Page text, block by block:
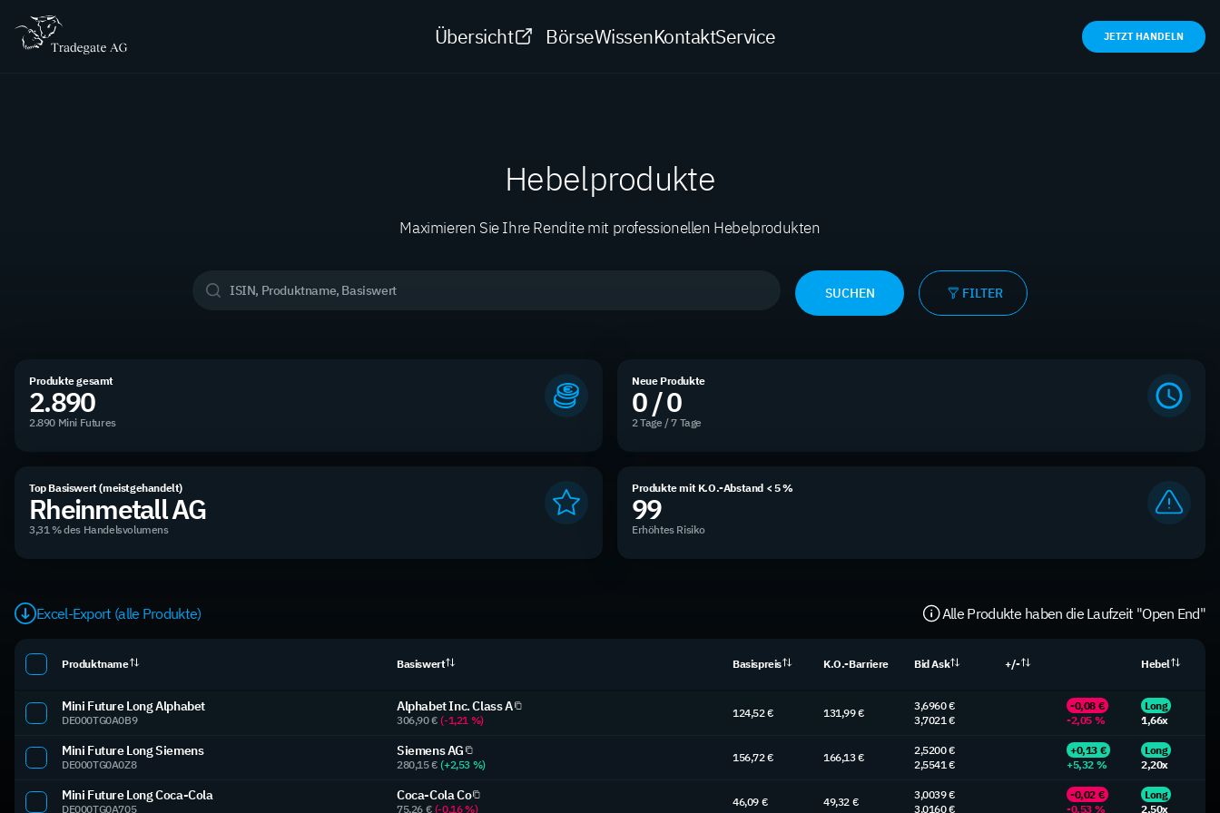
Übersicht BörseWissenKontaktService JETZT HANDELN
Hebelprodukte
Maximieren Sie Ihre Rendite mit professionellen Hebelprodukten
SUCHEN FILTER
Produkte gesamt
2.890
2.890 Mini Futures
Neue Produkte
0 / 0
2 Tage / 7 Tage
Top Basiswert (meistgehandelt)
Rheinmetall AG
3,31 % des Handelsvolumens
Produkte mit K.O.-Abstand < 5 %
99
Erhöhtes Risiko
Excel-Export (alle Produkte) Alle Produkte haben die Laufzeit "Open End"
Produktname Basiswert Basispreis K.O.-Barriere Bid Ask +/- Hebel
Mini Future Long Alphabet
DE000TG0A0B9
Alphabet Inc. Class A
306,90 €(-1,21 %)
124,52 € 131,99 €
3,6960 €
3,7021 €
-0,08 €
-2,05 %
Long
1,66x
Mini Future Long Siemens
DE000TG0A0Z8
Siemens AG
280,15 €(+2,53 %)
156,72 € 166,13 €
2,5200 €
2,5541 €
+0,13 €
+5,32 %
Long
2,20x
Mini Future Long Coca-Cola
DE000TG0A705
Coca-Cola Co
75,26 € (-0,16 %)
46,09 € 49,32 €
3,0039 €
3,0160 €
-0,02 €
-0,53 %
Long
2,50x